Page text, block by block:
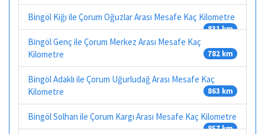
Bingöl Kiğı ile Çorum Oğuzlar Arası Mesafe Kaç Kilometre
831 km
Bingöl Genç ile Çorum Merkez Arası Mesafe Kaç
Kilometre
782 km
Bingöl Adaklı ile Çorum Uğurludağ Arası Mesafe Kaç
Kilometre
863 km
Bingöl Solhan ile Çorum Kargı Arası Mesafe Kaç Kilometre
857 km